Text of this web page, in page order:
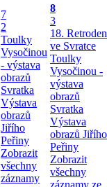
7
2
Toulky
Vysočinou
- výstava
obrazů
Svratka
Výstava
obrazů
Jiřího
Peřiny
Zobrazit
všechny
záznamy
8
3
18. Retroden
ve Svratce
Toulky
Vysočinou -
výstava
obrazů
Svratka
Výstava
obrazů Jiřího
Peřiny
Zobrazit
všechny